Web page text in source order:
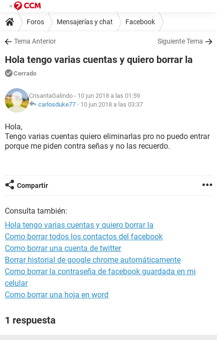
Foros Mensajerías y chat Facebook
Tema Anterior Siguiente Tema
Hola tengo varias cuentas y quiero borrar la
Cerrado
CrisantaGalindo - 10 jun 2018 a las 01:59
carlosduke77 - 10 jun 2018 a las 03:37
Hola,
Tengo varias cuentas quiero eliminarlas pro no puedo entrar
porque me piden contra señas y no las recuerdo.
Compartir
Consulta también:
Hola tengo varias cuentas y quiero borrar la
Como borrar todos los contactos del facebook
Como borrar una cuenta de twitter
Borrar historial de google chrome automáticamente
Como borrar la contraseña de facebook guardada en mi
celular
Como borrar una hoja en word
1 respuesta